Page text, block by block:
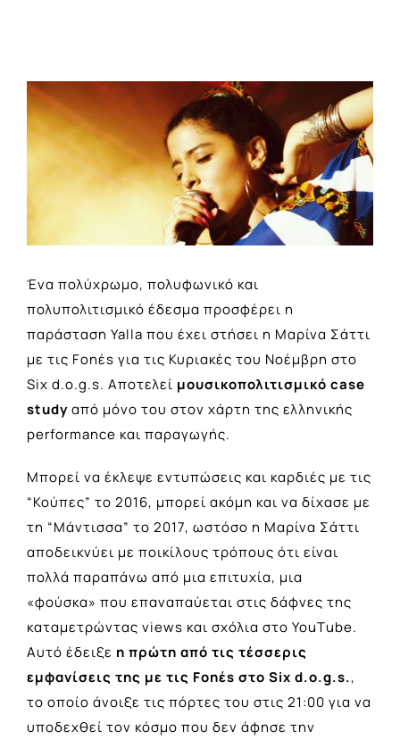
View
Larger
Image
Ένα πολύχρωμο, πολυφωνικό και
πολυπολιτισμικό έδεσμα προσφέρει η
παράσταση Yalla που έχει στήσει η Μαρίνα Σάττι
με τις Fonέs για τις Κυριακές του Νοέμβρη στο
Six d.o.g.s. Aποτελεί μουσικοπολιτισμικό case
studyαπό μόνο του στον χάρτη της ελληνικής
performance και παραγωγής.
Μπορεί να έκλεψε εντυπώσεις και καρδιές με τις
“Κούπες” το 2016, μπορεί ακόμη και να δίχασε με
τη “Μάντισσα” το 2017, ωστόσο η Μαρίνα Σάττι
αποδεικνύει με ποικίλους τρόπους ότι είναι
πολλά παραπάνω από μια επιτυχία, μια
«φούσκα» που επαναπαύεται στις δάφνες της
καταμετρώντας views και σχόλια στο YouΤube.
Αυτό έδειξε η πρώτη από τις τέσσερις
εμφανίσεις της με τις Fonέs στο Six d.o.g.s.,
το οποίο άνοιξε τις πόρτες του στις 21:00 για να
υποδεχθεί τον κόσμο που δεν άφησε την